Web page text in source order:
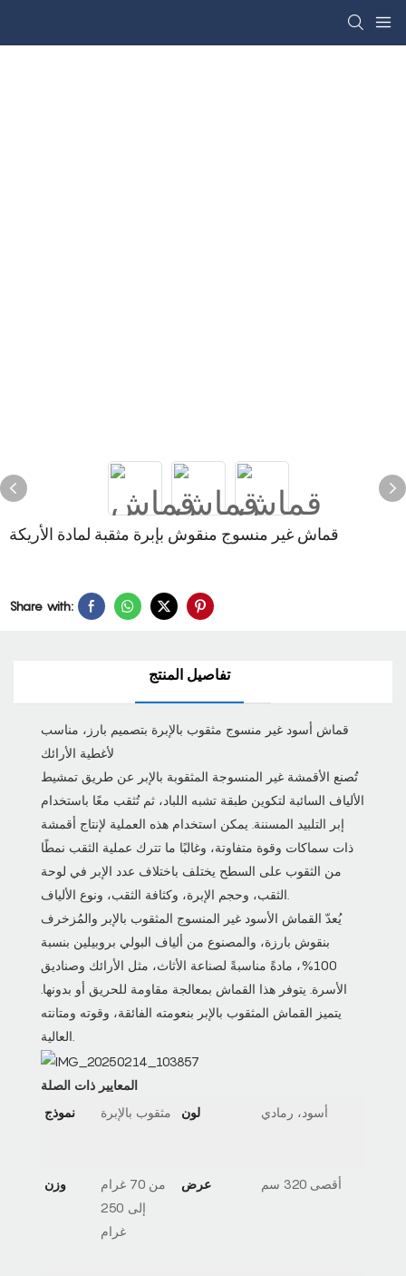
قماش غير منسوج منقوش بإبرة مثقبة لمادة الأريكة
Share with:
تفاصيل المنتج
قماش أسود غير منسوج مثقوب بالإبرة بتصميم بارز، مناسب
لأغطية الأرائك
تُصنع الأقمشة غير المنسوجة المثقوبة بالإبر عن طريق تمشيط
الألياف السائبة لتكوين طبقة تشبه اللباد، ثم تُثقب معًا باستخدام
إبر التلبيد المسننة. يمكن استخدام هذه العملية لإنتاج أقمشة
ذات سماكات وقوة متفاوتة، وغالبًا ما تترك عملية الثقب نمطًا
من الثقوب على السطح يختلف باختلاف عدد الإبر في لوحة
الثقب، وحجم الإبرة، وكثافة الثقب، ونوع الألياف.
يُعدّ القماش الأسود غير المنسوج المثقوب بالإبر والمُزخرف
بنقوش بارزة، والمصنوع من ألياف البولي بروبيلين بنسبة
100%، مادةً مناسبةً لصناعة الأثاث، مثل الأرائك وصناديق
الأسرة. يتوفر هذا القماش بمعالجة مقاومة للحريق أو بدونها.
يتميز القماش المثقوب بالإبر بنعومته الفائقة، وقوته ومتانته
العالية.
المعايير ذات الصلة
نموذج
مثقوب بالإبرة لون أسود، رمادي
وزن
من 70 غرام
إلى 250
غرام
عرض أقصى 320 سم